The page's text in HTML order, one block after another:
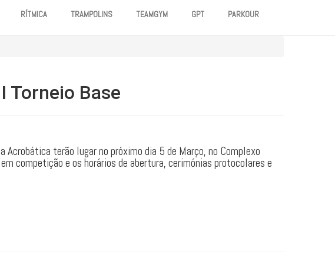
RÍTMICA TRAMPOLINS TEAMGYM GPT PARKOUR
Torneio Base
terão lugar no próximo dia 5 de Março, no Complexo
competição e os horários de abertura, cerimónias protocolares e